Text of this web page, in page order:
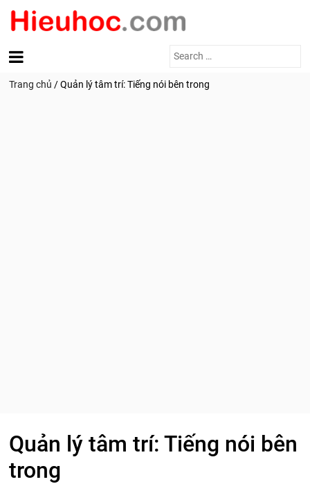
Search
Trang chủ /Quản lý tâm trí: Tiếng nói bên trong
Quản lý tâm trí: Tiếng nói bên
trong